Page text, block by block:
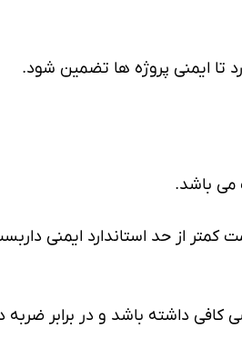
تا ایمنی پروژه ها تضمین شود.
می شود. ضخامت کمتر از حد استاندارد ایمنی
کافی داشته باشد و در برابر ضربه